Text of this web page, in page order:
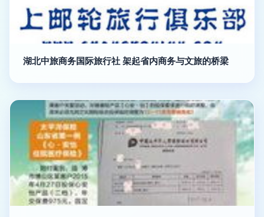
湖北中旅商务国际旅行社 架起省内商务与文旅的桥梁